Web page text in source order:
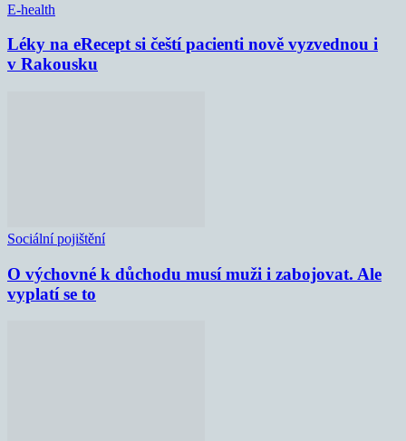
E-health
Léky na eRecept si čeští pacienti nově vyzvednou i
v Rakousku
Sociální pojištění
O výchovné k důchodu musí muži i zabojovat. Ale
vyplatí se to